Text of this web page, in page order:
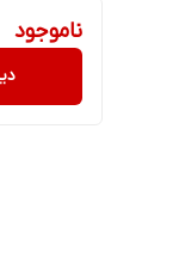
ناموجود